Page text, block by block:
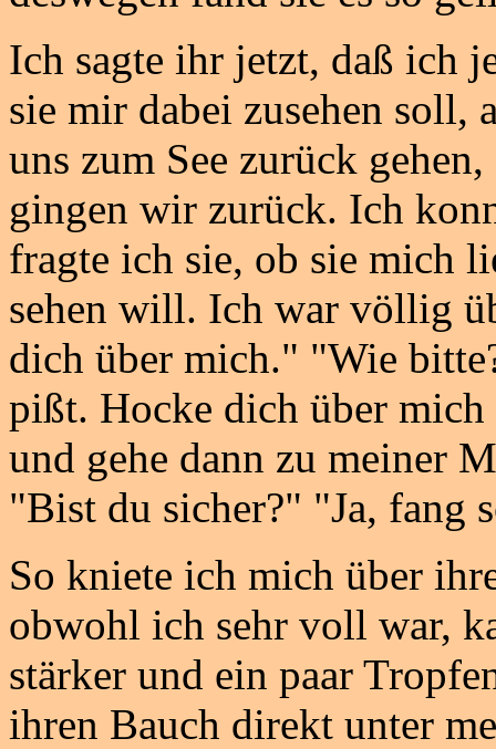
Ich sagte ihr jetzt, daß ich
sie mir dabei zusehen soll,
uns zum See zurück
gingen wir zurück. Ich
fragte ich sie, ob sie mich
sehen will. Ich war völlig
dich über mich." "Wie
pißt. Hocke dich über mich
und gehe dann zu meiner
"Bist du sicher?" "Ja, fang
So kniete ich mich über
obwohl ich sehr voll war,
stärker und ein paar
ihren Bauch direkt unter